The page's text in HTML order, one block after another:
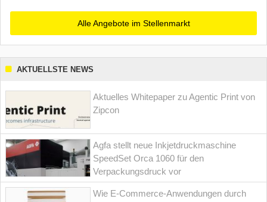
Alle Angebote im Stellenmarkt
AKTUELLSTE NEWS
Aktuelles Whitepaper zu Agentic Print von
Zipcon
Agfa stellt neue Inkjetdruckmaschine
SpeedSet Orca 1060 für den
Verpackungsdruck vor
Wie E-Commerce-Anwendungen durch